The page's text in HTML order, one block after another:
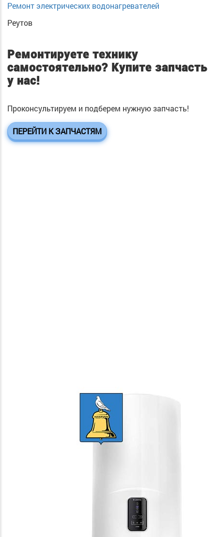
Ремонт электрических водонагревателей
Реутов
Ремонтируете технику
самостоятельно? Купите запчасть
у нас!
Проконсультируем и подберем нужную запчасть!
ПЕРЕЙТИ К ЗАПЧАСТЯМ